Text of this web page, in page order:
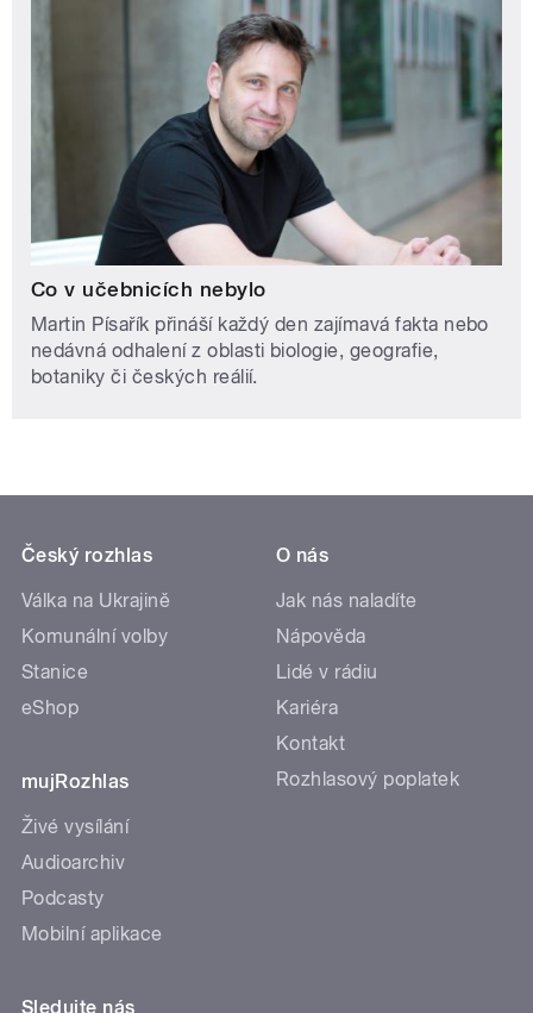
Co v učebnicích nebylo
Martin Písařík přináší každý den zajímavá fakta nebo
nedávná odhalení z oblasti biologie, geografie,
botaniky či českých reálií.
Český rozhlas
Válka na Ukrajině
Komunální volby
Stanice
eShop
mujRozhlas
Živé vysílání
Audioarchiv
Podcasty
Mobilní aplikace
O nás
Jak nás naladíte
Nápověda
Lidé v rádiu
Kariéra
Kontakt
Rozhlasový poplatek
Sledujte nás